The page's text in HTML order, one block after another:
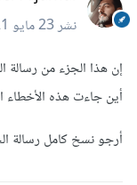
نشر23 مايو 2021
إن هذا الجزء من رسالة
أين جاءت هذه الأخطاء
أرجو نسخ كامل رسالة